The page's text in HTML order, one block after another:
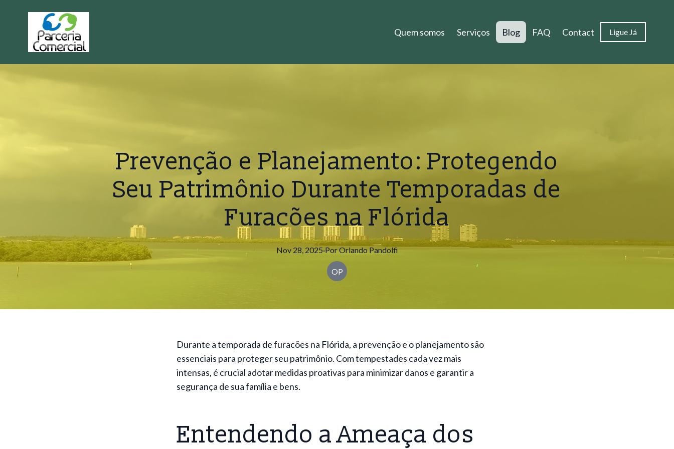
Quem somos Serviços Blog FAQ Contact Ligue Já
Prevenção e Planejamento: Protegendo
Seu Patrimônio Durante Temporadas de
Furacões na Flórida
Nov 28, 2025·PorOrlandoPandolfi
OP
Durante a temporada de furacões na Flórida, a prevenção e o planejamento são
essenciais para proteger seu patrimônio. Com tempestades cada vez mais
intensas, é crucial adotar medidas proativas para minimizar danos e garantir a
segurança de sua família e bens.
Entendendo a Ameaça dos